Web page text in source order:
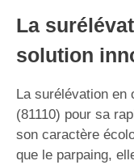
La
solution
La surélévation en
(81110) pour sa
son caractère
que le parpaing,